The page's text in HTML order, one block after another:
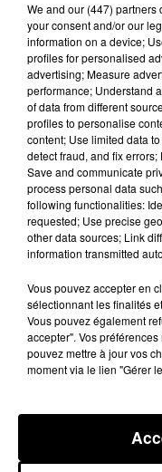
Lecture (1
100%
L'agenda du sud
13 mai 2026 - 1 min
L'AGENDA DU
10H36
L'AGENDA
We and our (447) partners
your consent and/or our
information on a device;
profiles for personalised
advertising; Measure
performance; Understand
of data from different
profiles to personalise
content; Use limited data
detect fraud, and fix
Save and communicate
process personal data
following functionalities:
requested; Use precise
other data sources; Link
information transmitted
Vous pouvez accepter en
sélectionnant les finalités
Vous pouvez également
accepter". Vos
pouvez mettre à jour vos
moment via le lien "Gérer